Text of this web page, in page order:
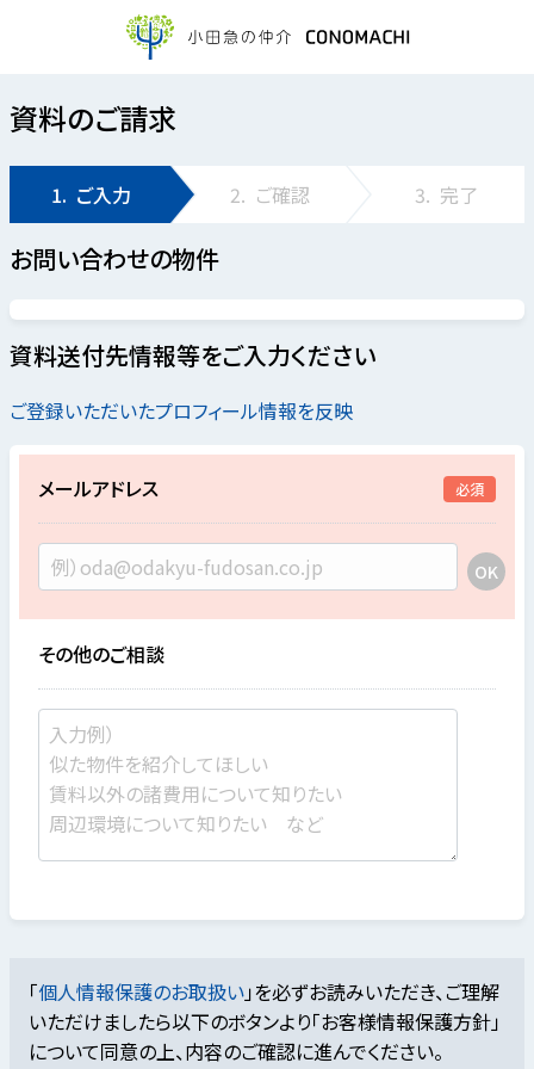
資料のご請求
1. ご入力 2. ご確認 3. 完了
お問い合わせの物件
資料送付先情報等をご入力ください
ご登録いただいたプロフィール情報を反映
メールアドレス 必須
その他のご相談
「個人情報保護のお取扱い」を必ずお読みいただき、ご理解
いただけましたら以下のボタンより「お客様情報保護方針」
について同意の上、内容のご確認に進んでください。